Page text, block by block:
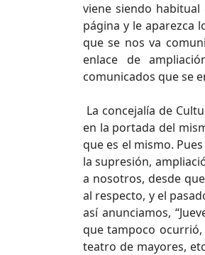
viene siendo
página y le aparezca
que se nos va
enlace de
comunicados que se
La concejalía de
en la portada del
que es el mismo.
la supresión,
a nosotros, desde
al respecto, y el
así anunciamos,
que tampoco
teatro de mayores,